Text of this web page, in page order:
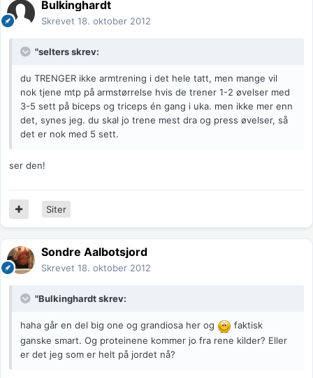
Bulkinghardt
Skrevet 18. oktober 2012
"selters skrev:
du TRENGER ikke armtrening i det hele tatt, men mange vil
nok tjene mtp på armstørrelse hvis de trener 1-2 øvelser med
3-5 sett på biceps og triceps én gang i uka. men ikke mer enn
det, synes jeg. du skal jo trene mest dra og press øvelser, så
det er nok med 5 sett.
ser den!
Siter
Sondre Aalbotsjord
Skrevet 18. oktober 2012
"Bulkinghardt skrev:
haha går en del big one og grandiosa her og
faktisk
ganske smart. Og proteinene kommer jo fra rene kilder? Eller
er det jeg som er helt på jordet nå?